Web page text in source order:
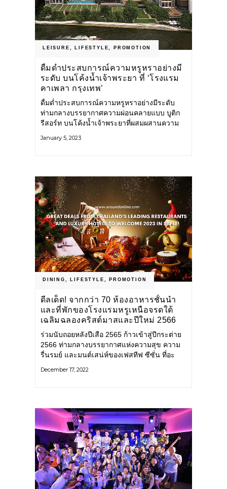
LEISURE , LIFESTYLE, PROMOTION
ดื่มด่ำประสบการณ์ความหรูหราอย่างมี
ระดับ บนโค้งน้ำเจ้าพระยา ที่ ‘โรงแรม
คาเพลา กรุงเทพ’
ดื่มด่ำประสบการณ์ความหรูหราอย่างมีระดับ
ท่ามกลางบรรยากาศความผ่อนคลายแบบ บูติก
รีสอร์ท บนโค้งน้ำเจ้าพระยาที่ผสมผสานความ
กรุงเทพ ตั้งอยู่บนทำเลอันยอดเยี่ยมของ
นำพาการค้าขายอันรุ่งเรืองสู่สยามประเทศมา
ช้านาน
January 5, 2023
DINING LIFESTYLE PROMOTION
ดีลเด็ด! จากกว่า 70 ห้องอาหารชั้นนำ
และที่พักของโรงแรมหรูเหนือจรดใต้
เฉลิมฉลองคริสต์มาสและปีใหม่ 2566
ร่วมนับถอยหลังปีเสือ 2565 ก้าวเข้าสู่ปีกระต่าย
2566 ท่ามกลางบรรยากาศแห่งความสุข ความ
รื่นรมย์ และมนต์เสน่ห์ของเฟสทีฟ ซีซั่น ที่อะ
อาหารชั้นนำ ยกระดับการพักผ่อนและมื้ออาหาร
December 17, 2022